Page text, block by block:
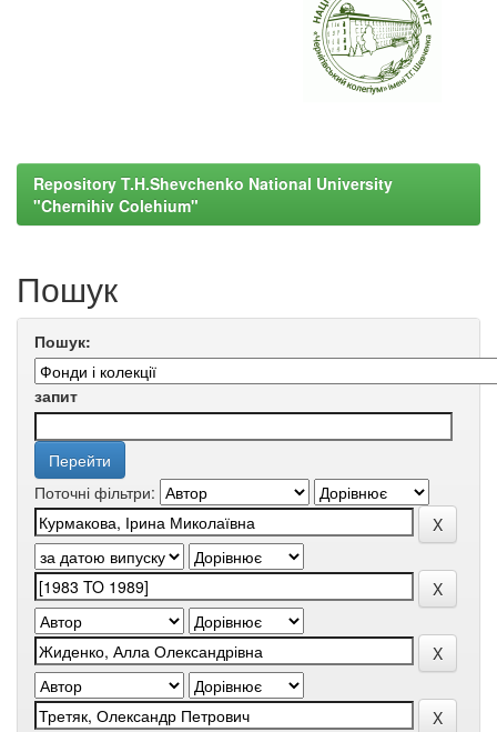
Repository T.H.Shevchenko National University
"Chernihiv Colehium"
Пошук
Пошук:
запит
Поточні фільтри: